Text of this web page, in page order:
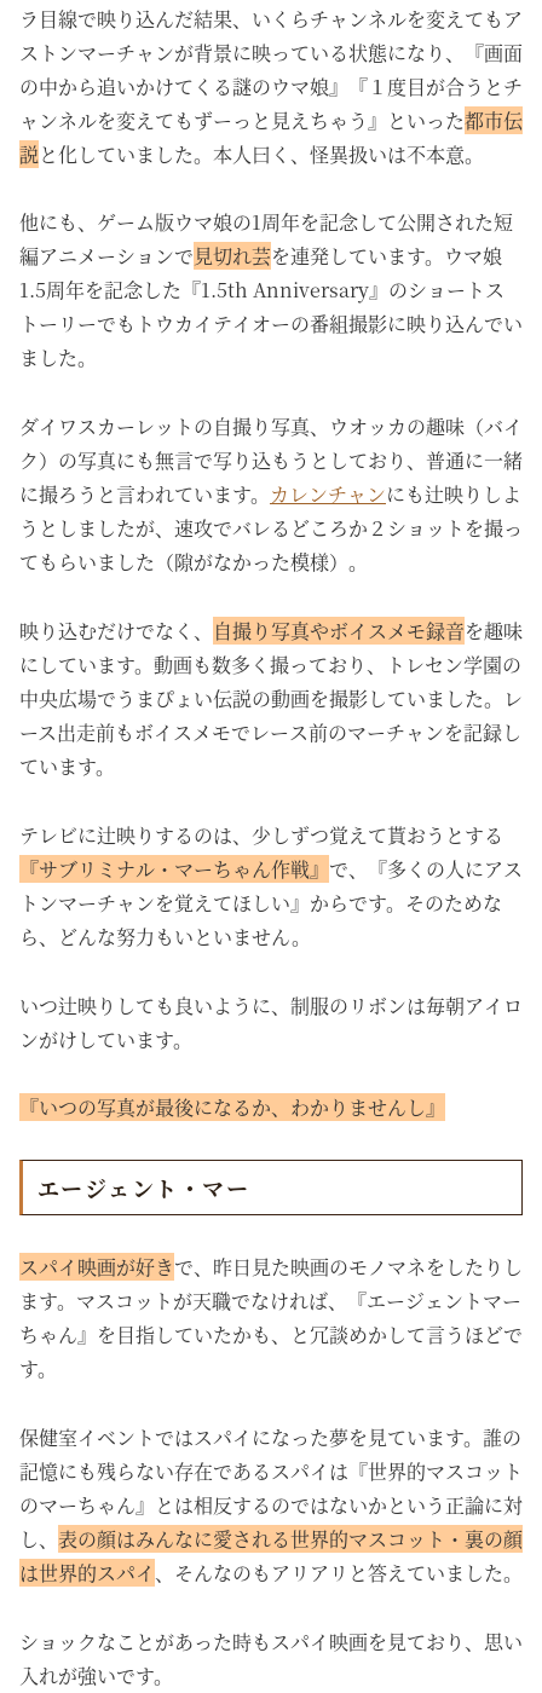
ラ目線で映り込んだ結果、いくらチャンネルを変えてもア
ストンマーチャンが背景に映っている状態になり、『画面
の中から追いかけてくる謎のウマ娘』『１度目が合うとチ
ャンネルを変えてもずーっと見えちゃう』といった都市伝
説と化していました。本人曰く、怪異扱いは不本意。
他にも、ゲーム版ウマ娘の1周年を記念して公開された短
編アニメーションで見切れ芸を連発しています。ウマ娘
1.5周年を記念した『1.5th Anniversary』のショートス
トーリーでもトウカイテイオーの番組撮影に映り込んでい
ました。
ダイワスカーレットの自撮り写真、ウオッカの趣味（バイ
ク）の写真にも無言で写り込もうとしており、普通に一緒
に撮ろうと言われています。 カレンチャンにも辻映りしよ
うとしましたが、速攻でバレるどころか２ショットを撮っ
てもらいました（隙がなかった模様）。
映り込むだけでなく、 自撮り写真やボイスメモ録音を趣味
にしています。動画も数多く撮っており、トレセン学園の
中央広場でうまぴょい伝説の動画を撮影していました。レ
ース出走前もボイスメモでレース前のマーチャンを記録し
ています。
テレビに辻映りするのは、少しずつ覚えて貰おうとする
『サブリミナル・マーちゃん作戦』 で、『多くの人にアス
トンマーチャンを覚えてほしい』からです。そのためな
ら、どんな努力もいといません。
いつ辻映りしても良いように、制服のリボンは毎朝アイロ
ンがけしています。
『いつの写真が最後になるか、わかりませんし』
エージェント・マー
スパイ映画が好きで、昨日見た映画のモノマネをしたりし
ます。マスコットが天職でなければ、『エージェントマー
ちゃん』を目指していたかも、と冗談めかして言うほどで
す。
保健室イベントではスパイになった夢を見ています。誰の
記憶にも残らない存在であるスパイは『世界的マスコット
のマーちゃん』とは相反するのではないかという正論に対
し、 表の顔はみんなに愛される世界的マスコット・裏の顔
は世界的スパイ、そんなのもアリアリと答えていました。
ショックなことがあった時もスパイ映画を見ており、思い
入れが強いです。